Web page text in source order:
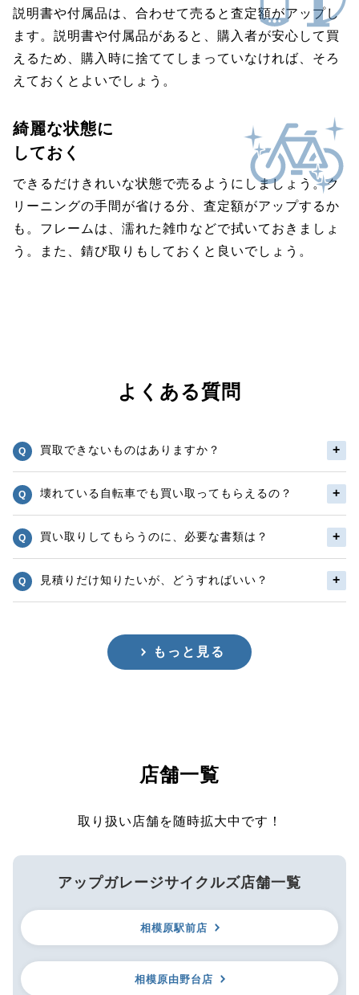
説明書や付属品は、合わせて売ると査定額がアップし
ます。説明書や付属品があると、購入者が安心して買
えるため、購入時に捨ててしまっていなければ、そろ
えておくとよいでしょう。
綺麗な状態に
しておく
できるだけきれいな状態で売るようにしましょう。ク
リーニングの手間が省ける分、査定額がアップするか
も。フレームは、濡れた雑巾などで拭いておきましょ
う。また、錆び取りもしておくと良いでしょう。
よくある質問
買取できないものはありますか？
壊れている自転車でも買い取ってもらえるの？
買い取りしてもらうのに、必要な書類は？
見積りだけ知りたいが、どうすればいい？
もっと見る
店舗一覧
取り扱い店舗を随時拡大中です！
アップガレージサイクルズ店舗一覧
相模原駅前店
相模原由野台店